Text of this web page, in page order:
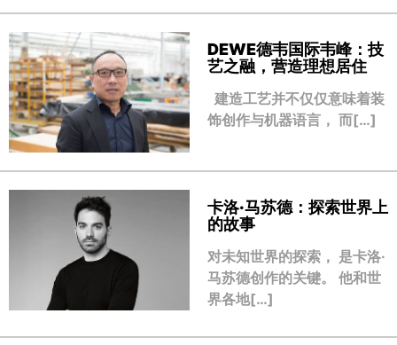
DEWE德韦国际韦峰：技
艺之融，营造理想居住
建造工艺并不仅仅意味着装
饰创作与机器语言， 而[…]
卡洛·马苏德：探索世界上
的故事
对未知世界的探索， 是卡洛·
马苏德创作的关键。 他和世
界各地[…]